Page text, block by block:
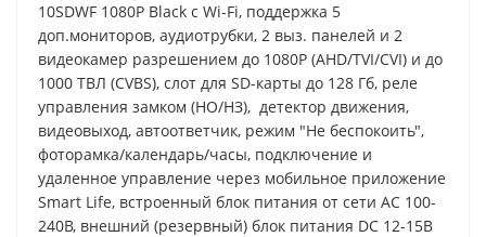
10SDWF 1080P Black с Wi-Fi, поддержка 5
доп.мониторов, аудиотрубки, 2 выз. панелей и 2
видеокамер разрешением до 1080P (AHD/TVI/CVI) и до
1000 ТВЛ (CVBS), слот для SD-карты до 128 Гб, реле
управления замком (НО/НЗ), детектор движения,
видеовыход, автоответчик, режим "Не беспокоить",
фоторамка/календарь/часы, подключение и
удаленное управление через мобильное приложение
Smart Life, встроенный блок питания от сети AC 100-
240В, внешний (резервный) блок питания DC 12-15В